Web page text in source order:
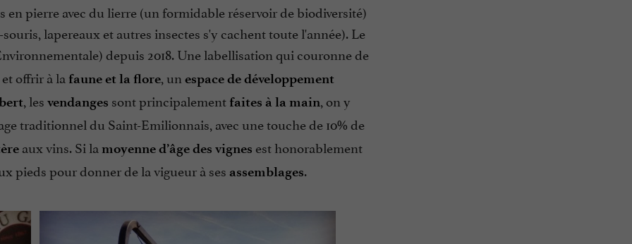
pierre avec du lierre (un formidable réservoir de biodiversité)
lapereaux et autres insectes s'y cachent toute l'année). Le
depuis 2018. Une labellisation qui couronne de
offrir à la faune et la flore, un espace de développement
, les vendanges sont principalement faites à la main, on y
traditionnel du Saint-Emilionnais, avec une touche de 10% de
aux vins. Si la moyenne d’âge des vignes est honorablement
pieds pour donner de la vigueur à ses assemblages.